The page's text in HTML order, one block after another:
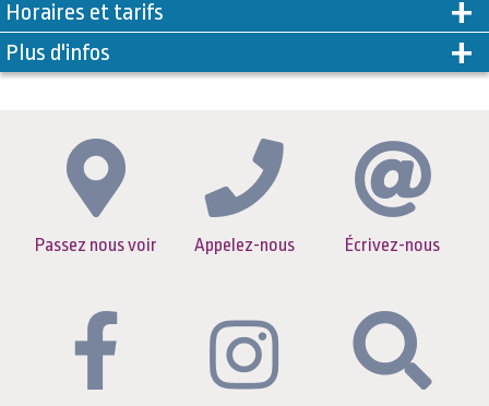
Horaires et tarifs
Plus d'infos
Passez nous voir Appelez-nous Écrivez-nous